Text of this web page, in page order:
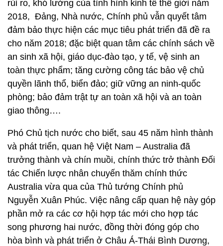
rủi ro, khó lường của tình hình kinh tế thế giới năm
2018, Đảng, Nhà nước, Chính phủ vẫn quyết tâm
đảm bảo thực hiện các mục tiêu phát triển đã đề ra
cho năm 2018; đặc biệt quan tâm các chính sách về
an sinh xã hội, giáo dục-đào tạo, y tế, vệ sinh an
toàn thực phẩm; tăng cường công tác bảo vệ chủ
quyền lãnh thổ, biển đảo; giữ vững an ninh-quốc
phòng; bảo đảm trật tự an toàn xã hội và an toàn
giao thông….
Phó Chủ tịch nước cho biết, sau 45 năm hình thành
và phát triển, quan hệ Việt Nam – Australia đã
trưởng thành và chín muồi, chính thức trở thành Đối
tác Chiến lược nhân chuyến thăm chính thức
Australia vừa qua của Thủ tướng Chính phủ
Nguyễn Xuân Phúc. Việc nâng cấp quan hệ này góp
phần mở ra các cơ hội hợp tác mới cho hợp tác
song phương hai nước, đồng thời đóng góp cho
hòa bình và phát triển ở Châu Á-Thái Bình Dương,